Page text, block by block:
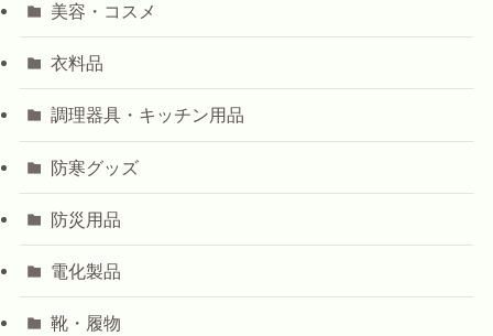
美容・コスメ
衣料品
調理器具・キッチン用品
防寒グッズ
防災用品
電化製品
靴・履物